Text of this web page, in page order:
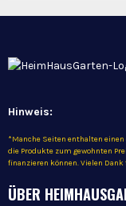
Hinweis:
*Manche Seiten enthalten
die Produkte zum gewohnten
finanzieren können. Vielen
ÜBER